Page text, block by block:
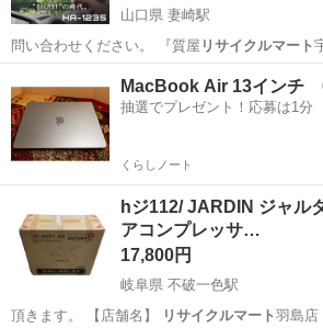
山口県 妻崎駅
問い合わせください。 『質屋 リサイクルマート
内装、インテリア
MacBook Air 13インチ
抽選でプレゼント！応募は1分
くらしノート
hジ112/ JARDIN ジャル
アコンプレッサ…
17,800円
岐阜県 不破一色駅
頂きます。 【店舗名】
リサイクルマート